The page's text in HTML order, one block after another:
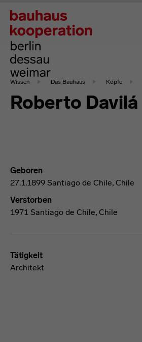
Wissen Das Bauhaus Köpfe
Roberto
Geboren
27.1.1899 Santiago de Chile, Chile
Verstorben
1971 Santiago de Chile, Chile
Tätigkeit
Architekt